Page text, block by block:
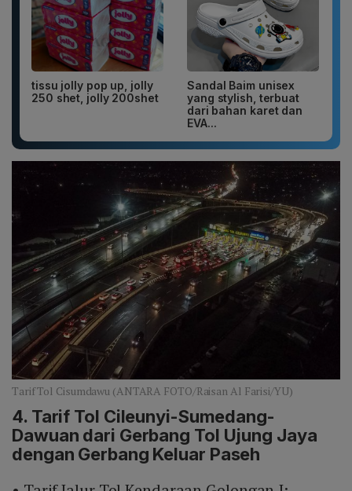
tissu jolly pop up, jolly
250 shet, jolly 200shet
Sandal Baim unisex
yang stylish, terbuat
dari bahan karet dan
EVA...
Tarif Tol Cisumdawu (ANTARA FOTO/Raisan Al Farisi/YU)
4. Tarif Tol Cileunyi-Sumedang-
Dawuan dari Gerbang Tol Ujung Jaya
dengan Gerbang Keluar Paseh